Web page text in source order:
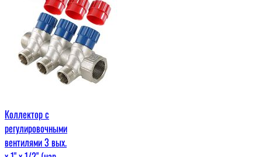
Коллектор с
регулировочными
вентилями 3 вых.